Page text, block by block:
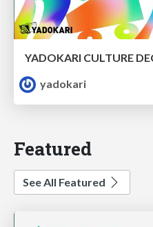
YADOKARI CULTURE
yadokari
Featured
See All Featured